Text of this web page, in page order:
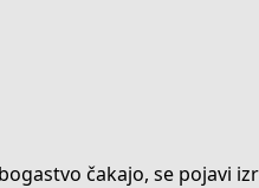
čakajo, se pojavi